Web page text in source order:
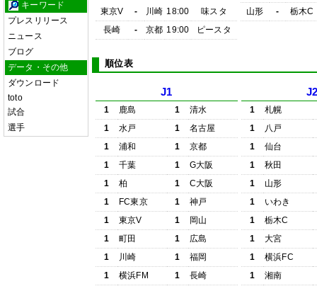
キーワード
プレスリリース
ニュース
ブログ
データ・その他
ダウンロード
toto
試合
選手
東京V
- 川崎 18:00
味スタ
長崎
- 京都 19:00 ピースタ
山形
- 栃木C
順位表
J1
1 鹿島 1
清水
1
水戸 1
名古屋
1
浦和 1
京都
1
千葉 1
G大阪
1
柏 1
C大阪
1
FC東京 1
神戸
1
東京V 1
岡山
1
町田 1
広島
1
川崎 1
福岡
1
横浜FM 1 長崎
1
札幌
1
八戸
1
仙台
1
秋田
1
山形
1
いわき
1
栃木C
1
大宮
1
横浜FC
1
湘南